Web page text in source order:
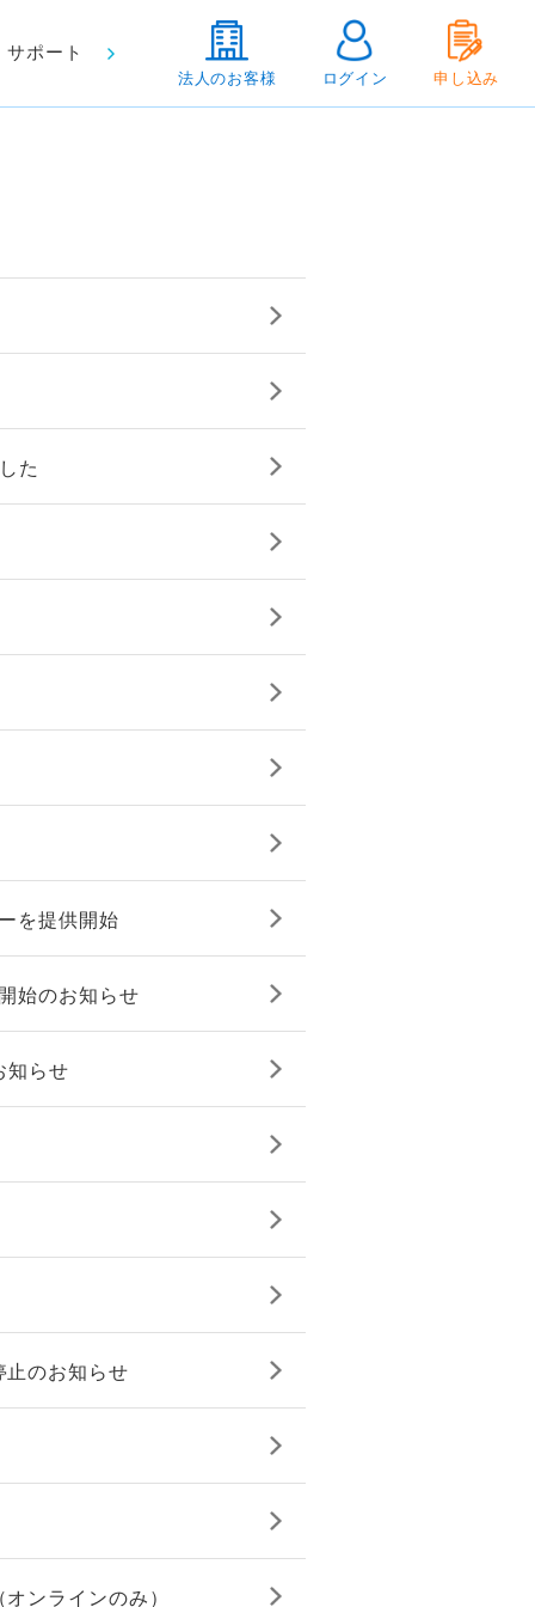
サポート
法人のお客様 ログイン 申し込み
た
を提供開始
始のお知らせ
知らせ
止のお知らせ
ンラインのみ）